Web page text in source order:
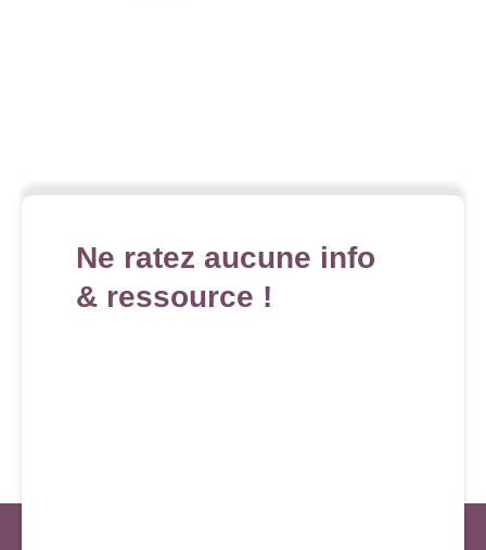
Ne ratez aucune info
& ressource !